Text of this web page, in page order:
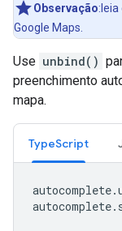
Observação:leia
Google Maps.
Use unbind()
preenchimento
mapa.
TypeScript
autocomplete.
autocomplete.